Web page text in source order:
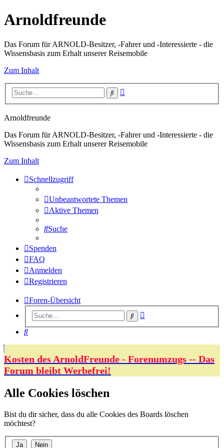
Arnoldfreunde
Das Forum für ARNOLD-Besitzer, -Fahrer und -Interessierte - die
Wissensbasis zum Erhalt unserer Reisemobile
Zum Inhalt
Suche
Arnoldfreunde
Das Forum für ARNOLD-Besitzer, -Fahrer und -Interessierte - die
Wissensbasis zum Erhalt unserer Reisemobile
Zum Inhalt
Schnellzugriff
Unbeantwortete Themen
Aktive Themen
Suche
Spenden
FAQ
Anmelden
Registrieren
Foren-Übersicht
Suche
Suche
Kosten des ArnoldFreunde - Forenumzugs -- Das
Forum bleibt Werbefrei!
Alle Cookies löschen
Bist du dir sicher, dass du alle Cookies des Boards löschen
möchtest?